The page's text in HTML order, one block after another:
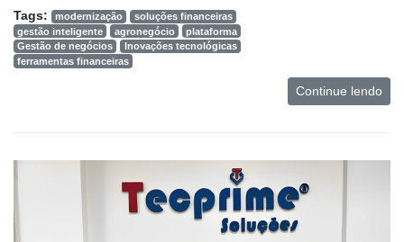
Tags: modernização
soluções financeiras
gestão inteligente
agronegócio
plataforma
Gestão de negócios
Inovações tecnológicas
ferramentas financeiras
Continue lendo